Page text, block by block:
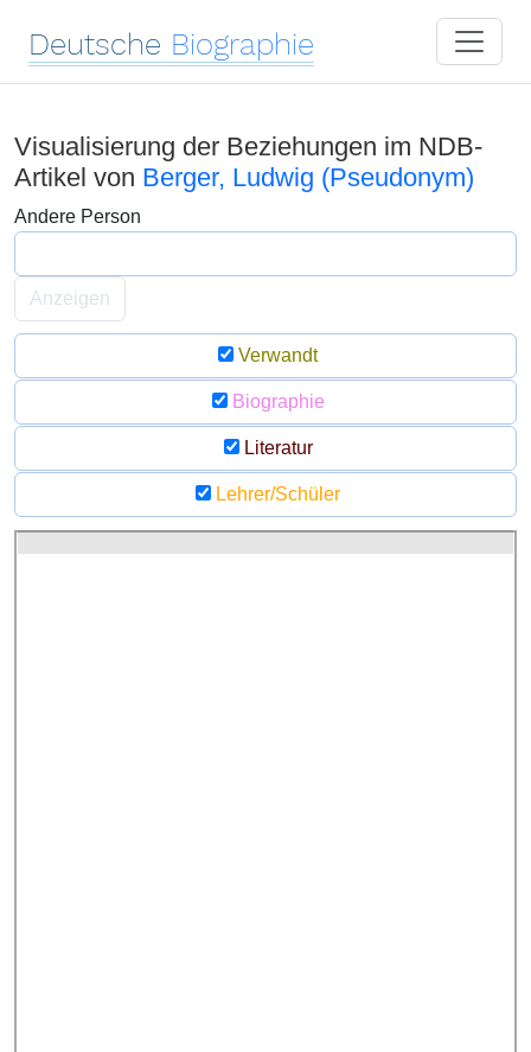
Deutsche Biographie
Visualisierung der Beziehungen im NDB-
Artikel von Berger, Ludwig (Pseudonym)
Andere Person
Anzeigen
Verwandt
Biographie
Literatur
Lehrer/Schüler